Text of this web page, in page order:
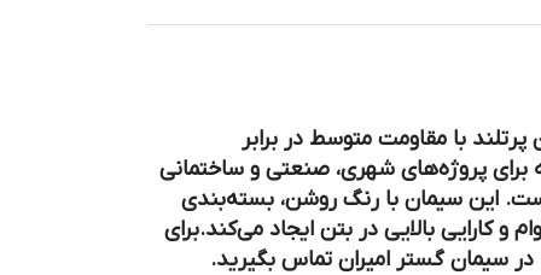
با مقاومت متوسط در برابر
پروژه‌های شهری، صنعتی و ساختمانی
این سیمان با رنگ روشن، بسته‌بندی
و کارایی بالایی در بتن ایجاد می‌کند.برای
در سیمان گستر امیران تماس بگیرید.